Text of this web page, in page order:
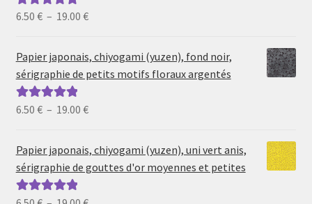
Note5.00sur
6.50 € – 19.00 €Plage
prix :
6.50 €
19.00 €
Papier japonais, chiyogami (yuzen), fond noir,
sérigraphie de petits motifs floraux argentés
Note5.00sur
6.50 € – 19.00 €Plage
prix :
6.50 €
19.00 €
Papier japonais, chiyogami (yuzen), uni vert anis,
sérigraphie de gouttes d'or moyennes et petites
Note5.00sur